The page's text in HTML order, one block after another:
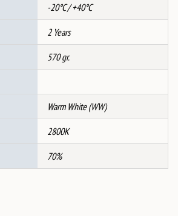
-20°C / +40°C
2 Years
570 gr.
Warm White (WW)
2800K
70%